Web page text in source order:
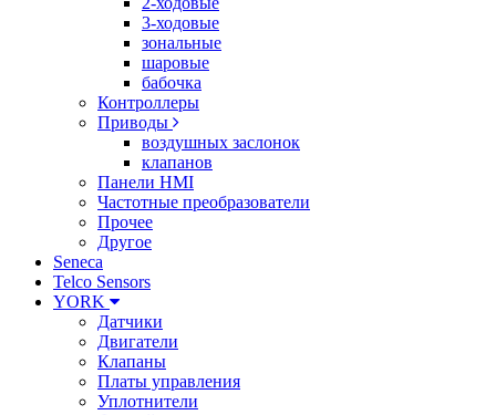
3-ходовые
зональные
шаровые
бабочка
Контроллеры
Приводы
воздушных заслонок
клапанов
Панели HMI
Частотные преобразователи
Прочее
Другое
Seneca
Telco Sensors
YORK
Датчики
Двигатели
Клапаны
Платы управления
Уплотнители